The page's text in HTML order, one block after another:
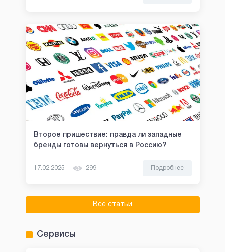
Второе пришествие: правда ли западные
бренды готовы вернуться в Россию?
17.02.2025 299 Подробнее
Все статьи
Сервисы